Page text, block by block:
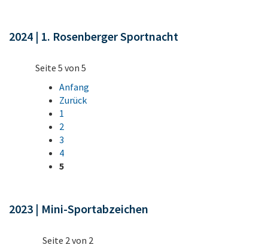
2024 | 1. Rosenberger Sportnacht
Seite 5 von 5
Anfang
Zurück
1
2
3
4
5
2023 | Mini-Sportabzeichen
Seite 2 von 2